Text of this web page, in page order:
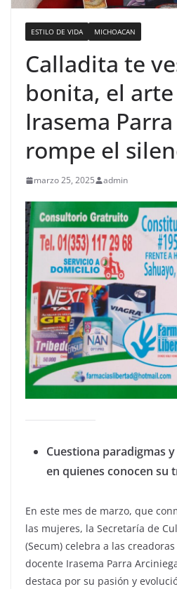
ESTILO DE VIDA MICHOACAN
Calladita te
bonita, el
Irasema
rompe el
marzo 25, 2025 admin
Cuestiona paradigmas
en quienes conocen su
En este mes de marzo, que
las mujeres, la Secretaría de
(Secum) celebra a las
docente Irasema Parra
destaca por su pasión y